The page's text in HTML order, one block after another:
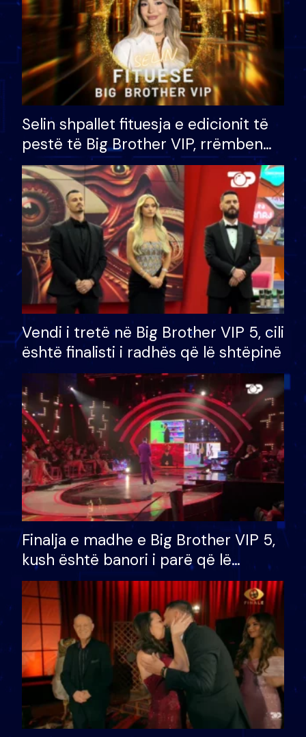
Selin shpallet fituesja e edicionit të
pestë të Big Brother VIP, rrëmben
çmimin e madh prej 100 mijë eurosh
Vendi i tretë në Big Brother VIP 5, cili
është finalisti i radhës që lë shtëpinë
Finalja e madhe e Big Brother VIP 5,
kush është banori i parë që lë
shtëpinë dhe humb mundësinë për
të fituar çmimin e madh